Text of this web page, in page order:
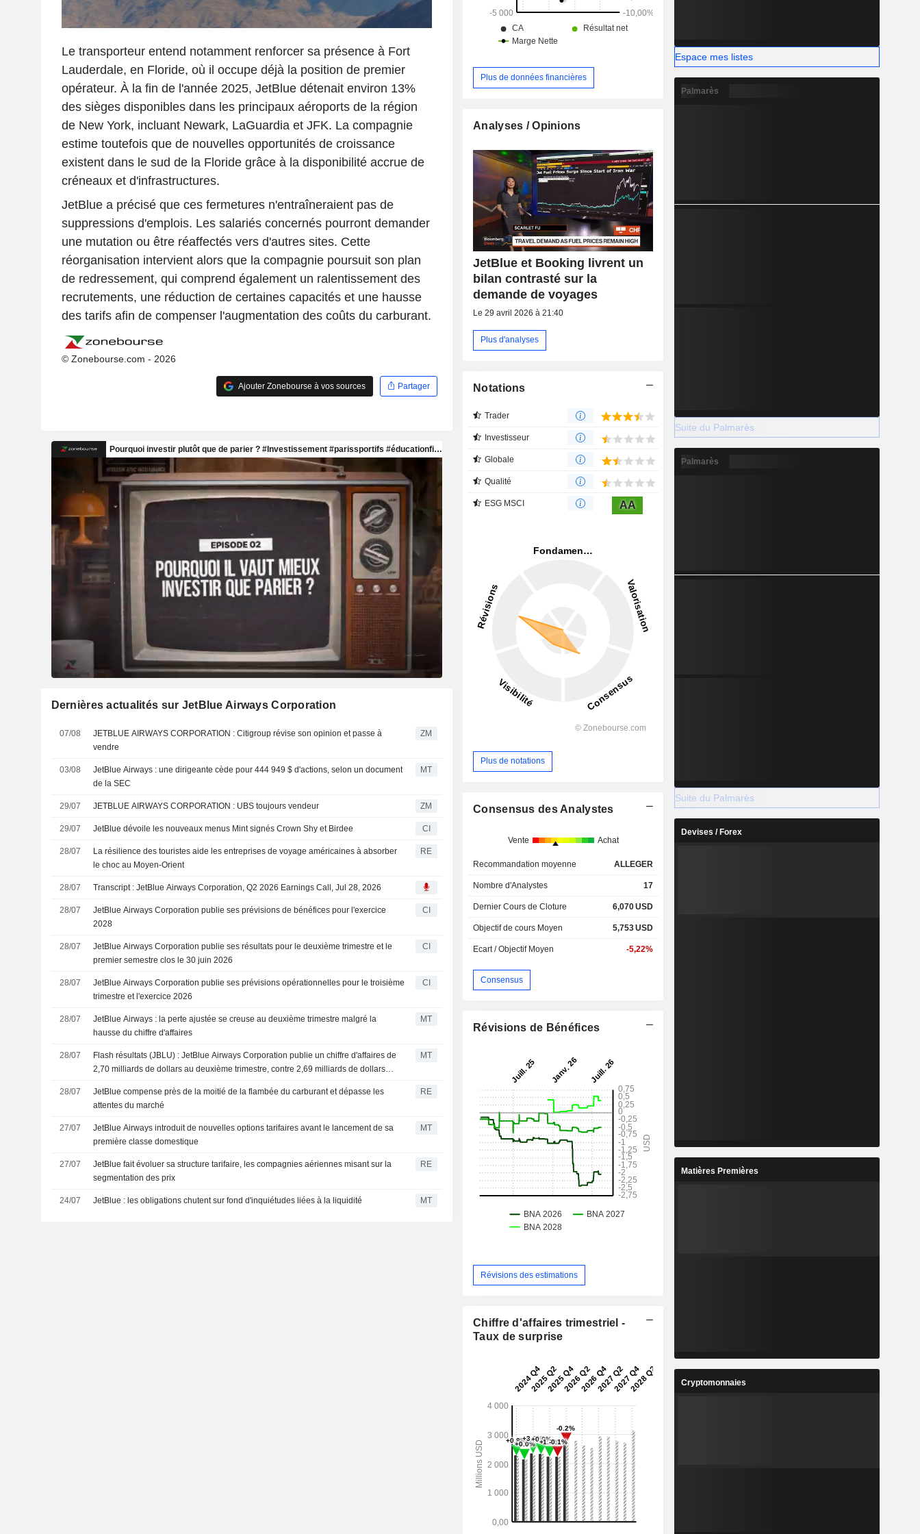
Le transporteur entend notamment renforcer sa présence à Fort
Lauderdale, en Floride, où il occupe déjà la position de premier
opérateur. À la fin de l'année 2025, JetBlue détenait environ 13%
des sièges disponibles dans les principaux aéroports de la région
de New York, incluant Newark, LaGuardia et JFK. La compagnie
estime toutefois que de nouvelles opportunités de croissance
existent dans le sud de la Floride grâce à la disponibilité accrue de
créneaux et d'infrastructures.
JetBlue a précisé que ces fermetures n'entraîneraient pas de
suppressions d'emplois. Les salariés concernés pourront demander
une mutation ou être réaffectés vers d'autres sites. Cette
réorganisation intervient alors que la compagnie poursuit son plan
de redressement, qui comprend également un ralentissement des
recrutements, une réduction de certaines capacités et une hausse
des tarifs afin de compenser l'augmentation des coûts du carburant.
© Zonebourse.com - 2026
Ajouter Zonebourse à vos sources Partager
Dernières actualités sur JetBlue Airways Corporation
07/08
JETBLUE AIRWAYS CORPORATION : Citigroup révise son opinion et passe à
vendre
ZM
03/08
JetBlue Airways : une dirigeante cède pour 444 949 $ d'actions, selon un document
de la SEC
MT
29/07 JETBLUE AIRWAYS CORPORATION : UBS toujours vendeur ZM
29/07 JetBlue dévoile les nouveaux menus Mint signés Crown Shy et Birdee CI
28/07
La résilience des touristes aide les entreprises de voyage américaines à absorber
le choc au Moyen-Orient
RE
28/07 Transcript : JetBlue Airways Corporation, Q2 2026 Earnings Call, Jul 28, 2026
28/07
JetBlue Airways Corporation publie ses prévisions de bénéfices pour l'exercice
2028
CI
28/07
JetBlue Airways Corporation publie ses résultats pour le deuxième trimestre et le
premier semestre clos le 30 juin 2026
CI
28/07
JetBlue Airways Corporation publie ses prévisions opérationnelles pour le troisième
trimestre et l'exercice 2026
CI
28/07
JetBlue Airways : la perte ajustée se creuse au deuxième trimestre malgré la
hausse du chiffre d'affaires
MT
28/07
Flash résultats (JBLU) : JetBlue Airways Corporation publie un chiffre d'affaires de
2,70 milliards de dollars au deuxième trimestre, contre 2,69 milliards de dollars
MT
28/07
JetBlue compense près de la moitié de la flambée du carburant et dépasse les
attentes du marché
RE
27/07
JetBlue Airways introduit de nouvelles options tarifaires avant le lancement de sa
première classe domestique
MT
27/07
JetBlue fait évoluer sa structure tarifaire, les compagnies aériennes misant sur la
segmentation des prix
RE
24/07 JetBlue : les obligations chutent sur fond d'inquiétudes liées à la liquidité MT
Plus de données financières
Analyses / Opinions
JetBlue et Booking livrent un
bilan contrasté sur la
demande de voyages
Le 29 avril 2026 à 21:40
Plus d'analyses
Notations
Trader
Investisseur
Globale
Qualité
ESG MSCI AA
Plus de notations
Consensus des Analystes
Vente Achat
Recommandation moyenne ALLEGER
Nombre d'Analystes 17
Dernier Cours de Cloture 6,070USD
Objectif de cours Moyen 5,753USD
Ecart / Objectif Moyen -5,22%
Consensus
Révisions de Bénéfices
Révisions des estimations
Chiffre d'affaires trimestriel -
Taux de surprise
Espace mes listes
Palmarès
Suite du Palmarès
Palmarès
Suite du Palmarès
Devises / Forex
Matières Premières
Cryptomonnaies